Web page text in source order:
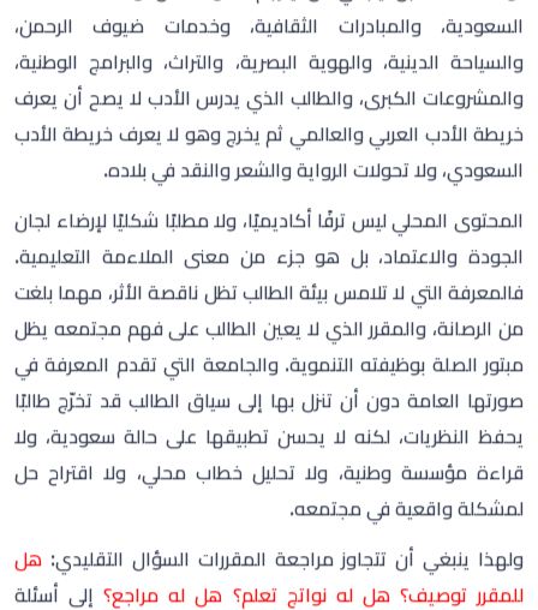
فالمعرفة التي لا تلامس بيئة الطالب تظل ناقصة الأثر، مهما بلغت
من الرصانة، والمقرر الذي لا يعين الطالب على فهم مجتمعه يظل
مبتور الصلة بوظيفته التنموية. والجامعة التي تقدم المعرفة في
صورتها العامة دون أن تنزل بها إلى سياق الطالب قد تخرّج طالبًا
يحفظ النظريات، لكنه لا يحسن تطبيقها على حالة سعودية، ولا
قراءة مؤسسة وطنية، ولا تحليل خطاب محلي، ولا اقتراح حل
لمشكلة واقعية في مجتمعه.
ولهذا ينبغي أن تتجاوز مراجعة المقررات السؤال التقليدي:هل
للمقرر توصيف؟ هل له نواتج تعلم؟ هل له مراجع؟إلى أسئلة
أعمق:ما مقدار حضور المحتوى السعودي في هذا المقرر؟ هل
تتضمن قائمة القراءات مراجع ونصوصًا محلية معتبرة؟ هل توجد
دراسات حالة من البيئة الوطنية؟ هل ترتبط التكليفات بمشروعات
الوطن وتحولاته؟ هل يتدرب الطالب على قراءة وثائق وخطابات
وممارسات من واقعه؟ هل تحضر التجربة السعودية بوصفها مادة
أصيلة للتحليل، لا بوصفها ملحقًا عابرًا في نهاية المحاضرة؟